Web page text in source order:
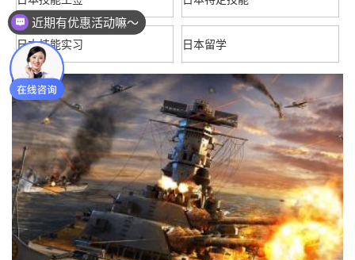
日本技能实习 日本留学
公众号：青岛知行国际